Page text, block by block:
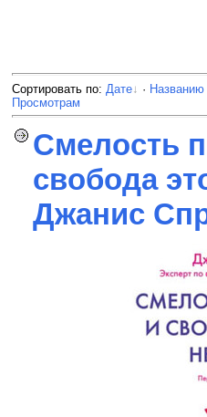
Сортировать по: Дате · Названию
Просмотрам
Смелость
свобода
Джанис